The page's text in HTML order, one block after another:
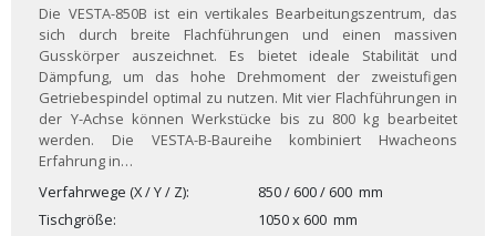
Die VESTA-850B ist ein vertikales Bearbeitungszentrum, das
sich durch breite Flachführungen und einen massiven
Gusskörper auszeichnet. Es bietet ideale Stabilität und
Dämpfung, um das hohe Drehmoment der zweistufigen
Getriebespindel optimal zu nutzen. Mit vier Flachführungen in
der Y-Achse können Werkstücke bis zu 800 kg bearbeitet
werden. Die VESTA-B-Baureihe kombiniert Hwacheons
Erfahrung in…
Verfahrwege (X / Y / Z)
850 / 600 / 600 mm
Tischgröße
1050 x 600 mm